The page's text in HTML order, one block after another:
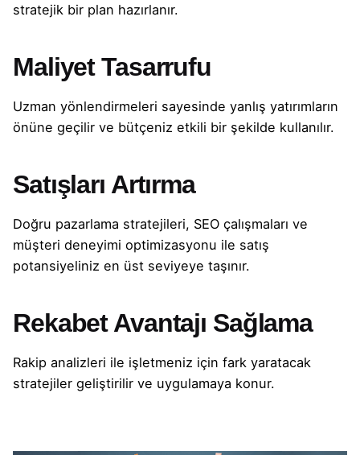
stratejik bir plan hazırlanır.
Maliyet Tasarrufu
Uzman yönlendirmeleri sayesinde yanlış yatırımların
önüne geçilir ve bütçeniz etkili bir şekilde kullanılır.
Satışları Artırma
Doğru pazarlama stratejileri, SEO çalışmaları ve
müşteri deneyimi optimizasyonu ile satış
potansiyeliniz en üst seviyeye taşınır.
Rekabet Avantajı Sağlama
Rakip analizleri ile işletmeniz için fark yaratacak
stratejiler geliştirilir ve uygulamaya konur.